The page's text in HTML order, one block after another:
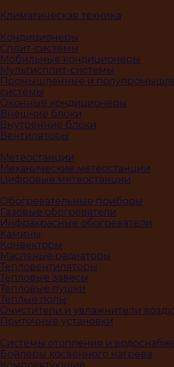
Климатическая техника
Кондиционеры
Сплит-системы
Мобильные кондиционеры
Мультисплит-системы
Промышленные и
системы
Оконные кондиционеры
Внешние блоки
Внутренние блоки
Вентиляторы
Метеостанции
Механические метеостанции
Цифровые метеостанции
Обогревательные приборы
Газовые обогреватели
Инфракрасные обогреватели
Камины
Конвекторы
Масляные радиаторы
Тепловентиляторы
Тепловые завесы
Тепловые пушки
Теплые полы
Очистители и увлажнители
Приточные установки
Системы отопления и
Бойлеры косвенного нагрева